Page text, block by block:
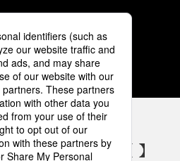
3 4 5
気設備 SNSアカウント